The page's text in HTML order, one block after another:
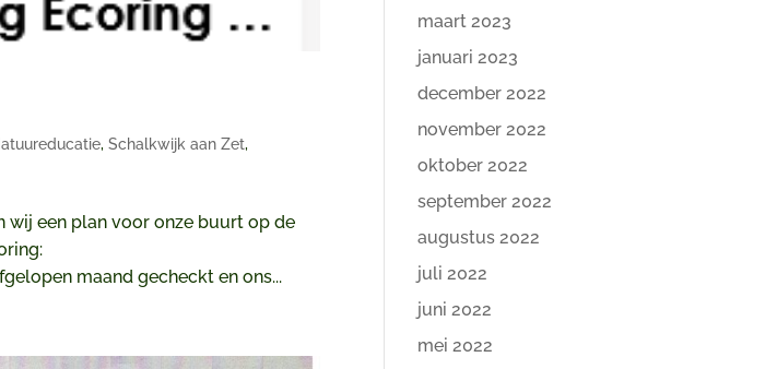
,Schalkwijk aan Zet,
wij een plan voor onze buurt op de
maand gecheckt en ons...
maart 2023
januari 2023
december 2022
november 2022
oktober 2022
september 2022
augustus 2022
juli 2022
juni 2022
mei 2022